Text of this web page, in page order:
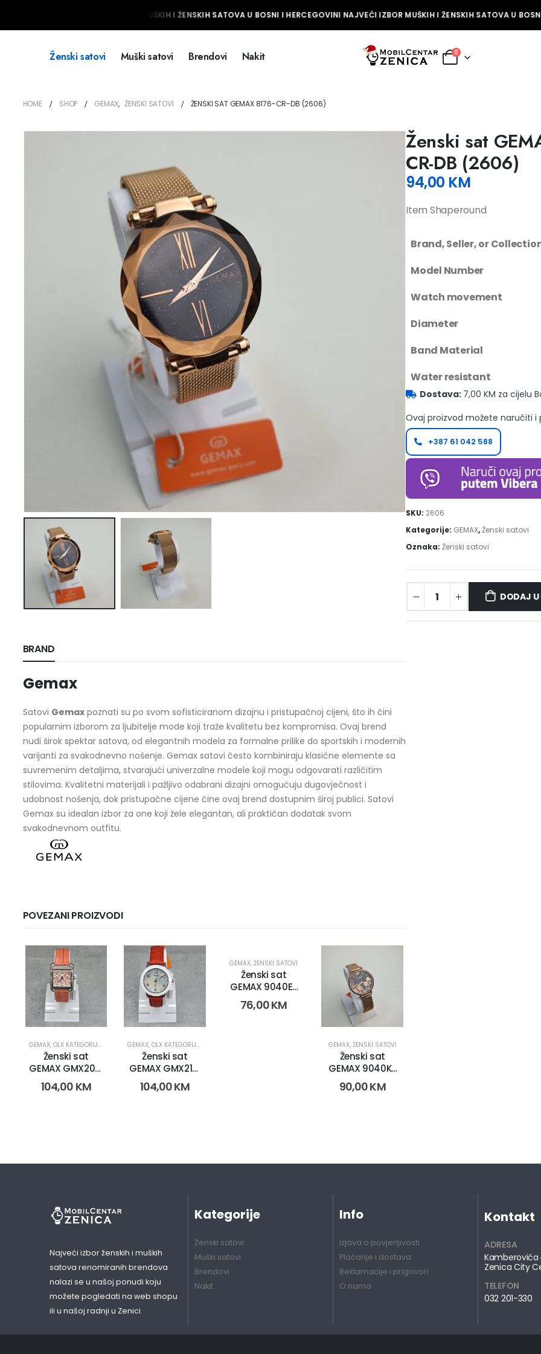
NAJVEĆI IZBOR MUŠKIH I ŽENSKIH SATOVA U BOSNI I HERCEGOVINI NAJVEĆI IZBOR MUŠKIH I ŽENSKIH SATOVA U
Ženski satovi Muški satovi Brendovi Nakit 0
HOME SHOP GEMAX, ŽENSKI SATOVI ŽENSKI SAT GEMAX 8176-CR-DB (2606)
BRAND
Gemax
Satovi Gemaxpoznati su po svom sofisticiranom dizajnu i pristupačnoj cijeni, što ih čini
popularnim izborom za ljubitelje mode koji traže kvalitetu bez kompromisa. Ovaj brend
nudi širok spektar satova, od elegantnih modela za formalne prilike do sportskih i modernih
varijanti za svakodnevno nošenje. Gemax satovi često kombiniraju klasične elemente sa
suvremenim detaljima, stvarajući univerzalne modele koji mogu odgovarati različitim
stilovima. Kvalitetni materijali i pažljivo odabrani dizajni omogućuju dugovječnost i
udobnost nošenja, dok pristupačne cijene čine ovaj brend dostupnim široj publici. Satovi
Gemax su idealan izbor za one koji žele elegantan, ali praktičan dodatak svom
svakodnevnom outfitu.
POVEZANI PROIZVODI
GEMAX, OLX KATEGORIJE , OLX OBNOVA,SATOVI,ŽENSKI SATOVI
Ženski sat
GEMAX GMX2012
(15027)
104,00 KM
GEMAX,OLX KATEGORIJE
Ženski sat
GEMAX GMX2121
(15003)
104,00KM
GEMAX,ŽENSKI SATOVI
Ženski sat
GEMAX 9040E-
CR-DB (2264)
76,00KM
GEMAX, ŽENSKI SATOVI
Ženski sat
GEMAX 9040K-
CR-DB (2269)
90,00KM
Ženski sat
CR-DB (2606)
94,00 KM
Item Shaperound
Brand, Seller, or
Model Number
Watch movement
Diameter
Band Material
Water resistant
Dostava: 7,00 KM za cijelu
Ovaj proizvod možete naručiti i
+387 61 042 588
SKU: 2606
Kategorije: GEMAX,Ženski satovi
Oznaka: Ženski satovi
DODAJ U
Najveći izbor ženskih i muških
satova renomiranih brendova
nalazi se u našoj ponudi koju
možete pogledati na web shopu
ili u našoj radnji u Zenici.
Kategorije
Ženski satovi
Muški satovi
Brendovi
Nakit
Info
Izjava o povjerljivosti
Plaćanje i dostava
Reklamacije i prigovori
O nama
Kontakt
ADRESA
Kamberovića
Zenica City
TELEFON
032 201-330